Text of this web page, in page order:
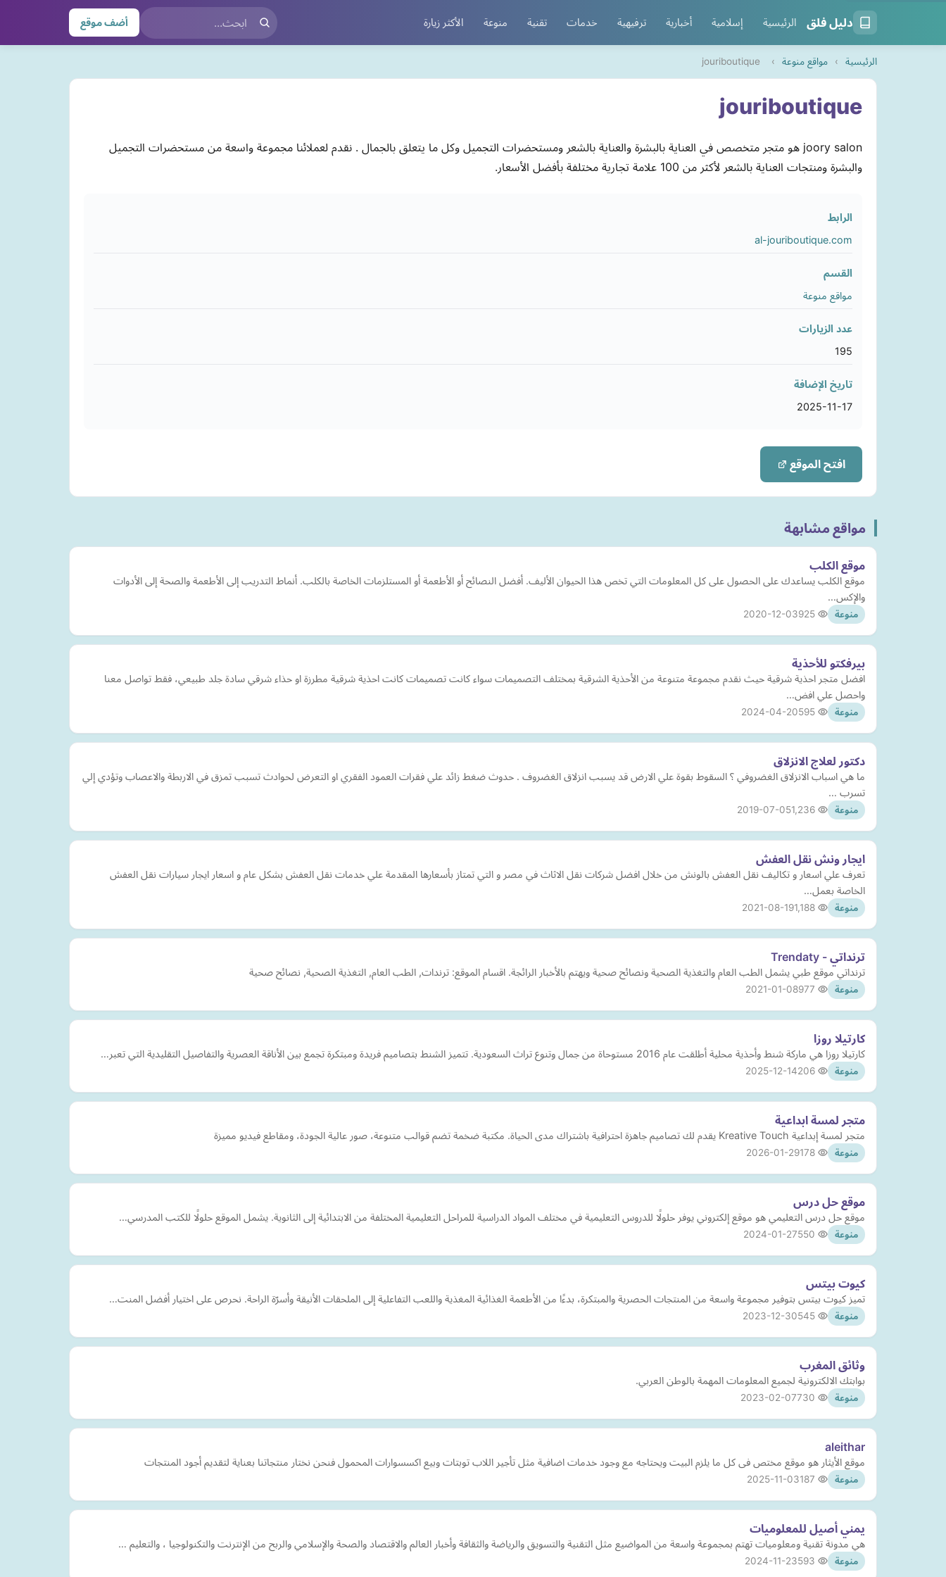
دليل فلق الرئيسية إسلامية أخبارية ترفيهية خدمات تقنية منوعة الأكثر زيارة أضف موقع
الرئيسية › مواقع منوعة ›
jouriboutique
jouriboutique
joory salon هو متجر متخصص في العناية بالبشرة والعناية بالشعر ومستحضرات التجميل وكل ما يتعلق بالجمال . نقدم لعملائنا مجموعة واسعة من مستحضرات التجميل
والبشرة ومنتجات العناية بالشعر لأكثر من 100 علامة تجارية مختلفة بأفضل الأسعار.
الرابط
al-jouriboutique.com
القسم
مواقع منوعة
عدد الزيارات
195
تاريخ الإضافة
2025-11-17
افتح الموقع
مواقع مشابهة
موقع الكلب
موقع الكلب يساعدك على الحصول على كل المعلومات التي تخص هذا الحيوان الأليف. أفضل النصائح أو الأطعمة أو المستلزمات الخاصة بالكلب. أنماط التدريب إلى الأطعمة والصحة إلى الأدوات
والإكس…
منوعة 2020-12-03
بيرفكتو للأحذية
افضل متجر احذية شرقية حيث نقدم مجموعة متنوعة من الأحذية الشرقية بمختلف التصميمات سواء كانت تصميمات كانت احذية شرقية مطرزة او حذاء شرقي سادة جلد طبيعي، فقط تواصل معنا
واحصل علي افض…
منوعة 2024-04-20
دكتور لعلاج الانزلاق
ما هي اسباب الانزلاق الغضروفي ؟ السقوط بقوة علي الارض قد يسبب انزلاق الغضروف . حدوث ضغط زائد علي فقرات العمود الفقري او التعرض لحوادث تسبب تمزق في الاربطة والاعصاب وتؤدي إلي
تسرب …
منوعة 2019-07-05
ايجار ونش نقل العفش
تعرف علي اسعار و تكاليف نقل العفش بالونش من خلال افضل شركات نقل الاثاث في مصر و التي تمتاز بأسعارها المقدمة علي خدمات نقل العفش بشكل عام و اسعار ايجار سيارات نقل العفش
الخاصة بعمل…
منوعة 2021-08-19
ترنداتي - Trendaty
ترنداتي موقع طبي يشمل الطب العام والتغذية الصحية ونصائح صحية ويهتم بالأخبار الرائجة. اقسام الموقع: ترندات, الطب العام, التغذية الصحية, نصائح صحية
منوعة 2021-01-08
كارتيلا روزا
كارتيلا روزا هي ماركة شنط وأحذية محلية أطلقت عام 2016 مستوحاة من جمال وتنوع تراث السعودية. تتميز الشنط بتصاميم فريدة ومبتكرة تجمع بين الأناقة العصرية والتفاصيل التقليدية التي تعبر…
منوعة 2025-12-14
متجر لمسة ابداعية
متجر لمسة إبداعية Kreative Touch يقدم لك تصاميم جاهزة احترافية باشتراك مدى الحياة. مكتبة ضخمة تضم قوالب متنوعة، صور عالية الجودة، ومقاطع فيديو مميزة
منوعة 2026-01-29
موقع حل درس
موقع حل درس التعليمي هو موقع إلكتروني يوفر حلولًا للدروس التعليمية في مختلف المواد الدراسية للمراحل التعليمية المختلفة من الابتدائية إلى الثانوية. يشمل الموقع حلولًا للكتب المدرسي…
منوعة 2024-01-27
كيوت بيتس
تميز كيوت بيتس بتوفير مجموعة واسعة من المنتجات الحصرية والمبتكرة، بدءًا من الأطعمة الغذائية المغذية واللعب التفاعلية إلى الملحقات الأنيقة وأسرّة الراحة. نحرص على اختيار أفضل المنت…
منوعة 2023-12-30
وثائق المغرب
بوابتك الالكترونية لجميع المعلومات المهمة بالوطن العربي.
منوعة 2023-02-07
aleithar
موقع الأيثار هو موقع مختص فى كل ما يلزم البيت ويحتاجه مع وجود خدمات اضافية مثل تأجير اللاب توبتات وبيع اكسسوارات المحمول فنحن نختار منتجاتنا بعناية لتقديم أجود المنتجات
منوعة 2025-11-03
يمني أصيل للمعلوميات
هي مدونة تقنية ومعلوميات تهتم بمجموعة واسعة من المواضيع مثل التقنية والتسويق والرياضة والثقافة وأخبار العالم والاقتصاد والصحة والإسلامي والربح من الإنترنت والتكنولوجيا ، والتعليم …
منوعة 2024-11-23